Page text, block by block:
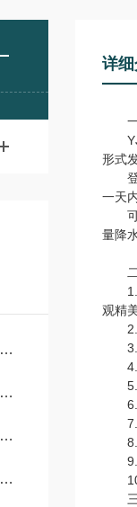
详
一
形式
登
一天
可
量降
二
1.压
观精
2.测
3.可
4.免
5.安
6.低
7.
8.太
9.短
三